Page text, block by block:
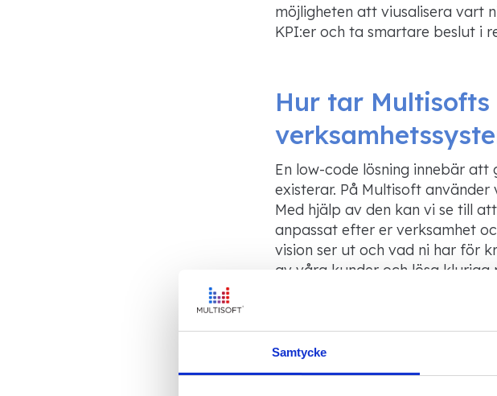
Samtycke
möjligheten att viusalisera vart
KPI:eroch ta smartare beslut i
Hur tar Multisofts
En low-code lösning innebär att
existerar. På Multisoftanvänder
Med hjälp av den kan vi se till
anpassat efter er verksamhet
vision ser ut och vad ni har för
av våra kunder och lösa kluriga